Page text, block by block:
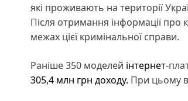
які проживають на території
Після отримання інформації
межах цієї кримінальної справи.
Раніше 350 моделей інтернет-
305,4 млн грн доходу. При цьому